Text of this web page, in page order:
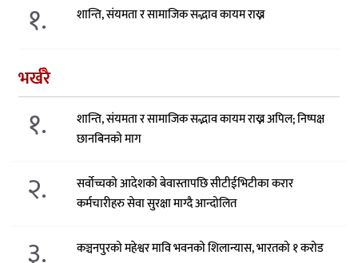
१. शान्ति, संयमता र सामाजिक सद्भाव कायम राख्न
भर्खरै
१.
शान्ति, संयमता र सामाजिक सद्भाव कायम राख्न अपिल; निष्पक्ष
छानबिनको माग
२.
सर्वोच्चको आदेशको बेवास्तापछि सीटीईभिटीका करार
कर्मचारीहरु सेवा सुरक्षा माग्दै आन्दोलित
३.
कञ्चनपुरको महेश्वर मावि भवनको शिलान्यास, भारतको १ करोड